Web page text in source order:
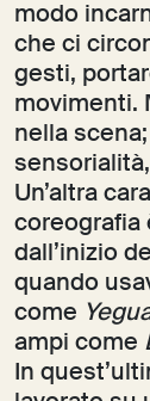
modo
che ci
gesti,
movimenti.
nella
Un’altra
coreografia
dall’inizio
quando
come
ampi come
In